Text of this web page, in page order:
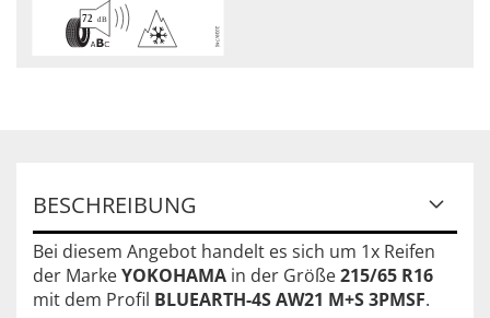
BESCHREIBUNG
Bei diesem Angebot handelt es sich um 1x Reifen
der MarkeYOKOHAMA in der Größe215/65 R16
mit dem Profil BLUEARTH-4S AW21 M+S 3PMSF.